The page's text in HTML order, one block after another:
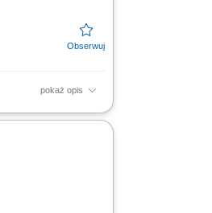
pokaż opis